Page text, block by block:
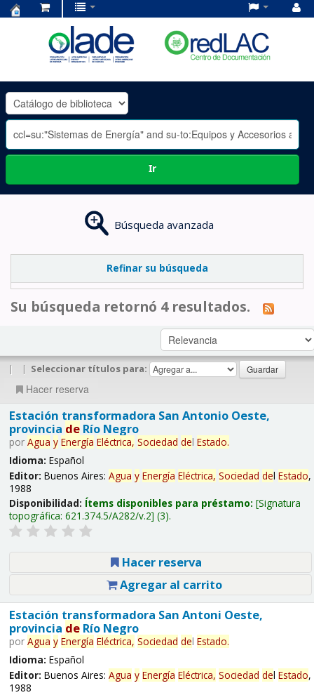
OLADE
-
Ir
Búsqueda avanzada
Refinar su búsqueda
Su búsqueda retornó 4 resultados.
| | Seleccionar títulos para:
Hacer reserva
Estación transformadora San Antonio Oeste,
provincia deRío Negro
por Agua y Energía Eléctrica, Sociedad del Estado.
Idioma: Español
Editor: Buenos Aires: Agua y Energía Eléctrica, Sociedad del Estado,
1988
Disponibilidad: Ítems disponibles para préstamo: Signatura
topográfica: 621.374.5/A282/v.2 (3).
Hacer reserva
Agregar al carrito
Estación transformadora San Antoni Oeste,
provincia deRío Negro
por Agua y Energía Eléctrica, Sociedad del Estado.
Idioma: Español
Editor: Buenos Aires: Agua y Energía Eléctrica, Sociedad del Estado,
1988